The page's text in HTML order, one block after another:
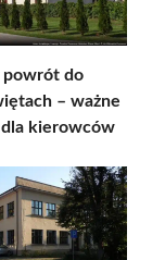
powrót do
– ważne
kierowców